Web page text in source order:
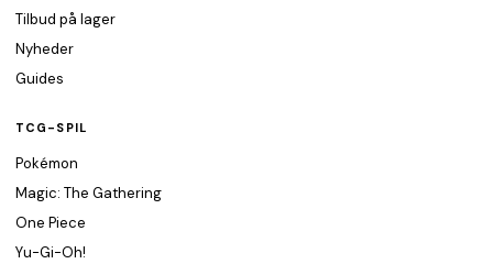
Tilbud på lager
Nyheder
Guides
TCG-SPIL
Pokémon
Magic: The Gathering
One Piece
Yu-Gi-Oh!